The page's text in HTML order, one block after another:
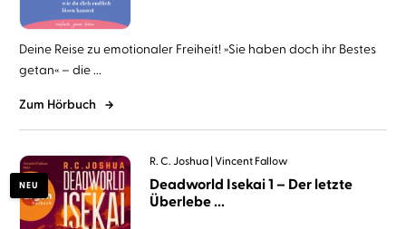
Deine Reise zu emotionaler Freiheit! »Sie haben doch ihr Bestes
getan« – die ...
Zum Hörbuch
NEU
R. C. Joshua Vincent Fallow
Deadworld Isekai 1 – Der letzte
Überlebe ...